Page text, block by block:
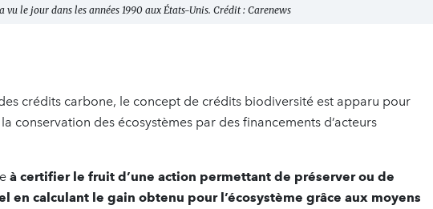
le jour dans les années 1990 aux États-Unis. Crédit : Carenews
crédits carbone, le concept de crédits biodiversité est apparu pour
conservation des écosystèmes par des financements d’acteurs
à certifier le fruit d’une action permettant de préserver ou de
en calculant le gain obtenu pour l’écosystème grâce aux moyens